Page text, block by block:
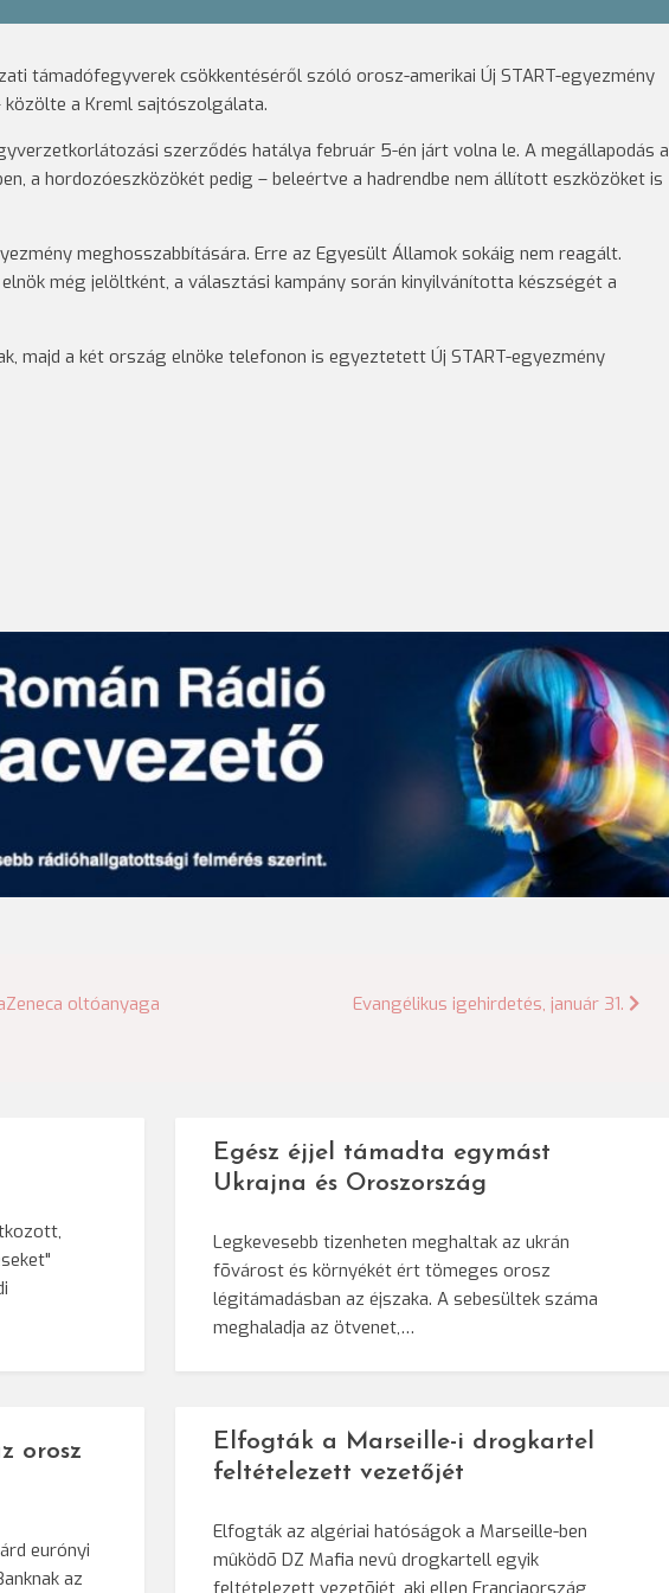
támadófegyverek csökkentéséről szóló orosz-amerikai Új START-egyezmény
a Kreml sajtószolgálata.
szerződés hatálya február 5-én járt volna le. A megállapodás a
a hordozóeszközökét pedig – beleértve a hadrendbe nem állított eszközöket is
meghosszabbítására. Erre az Egyesült Államok sokáig nem reagált.
még jelöltként, a választási kampány során kinyilvánította készségét a
majd a két ország elnöke telefonon is egyeztetett Új START-egyezmény
oltóanyaga
Evangélikus igehirdetés, január 31.
Egész éjjel támadta egymást
Ukrajna és Oroszország
Legkevesebb tizenheten meghaltak az ukrán
fõvárost és környékét ért tömeges orosz
légitámadásban az éjszaka. A sebesültek száma
meghaladja az ötvenet,…
orosz
eurónyi
az
Elfogták a Marseille-i drogkartel
feltételezett vezetőjét
Elfogták az algériai hatóságok a Marseille-ben
mûködõ DZ Mafia nevû drogkartell egyik